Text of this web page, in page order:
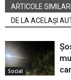
ARTICOLE
DE LA ACELAȘI
Social